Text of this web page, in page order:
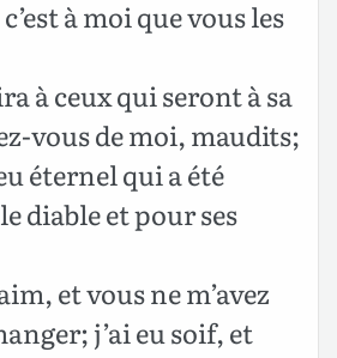
à moi que vous les
à ceux qui seront à sa
vous de moi, maudits;
éternel qui a été
diable et pour ses
et vous ne m’avez
j’ai eu soif, et